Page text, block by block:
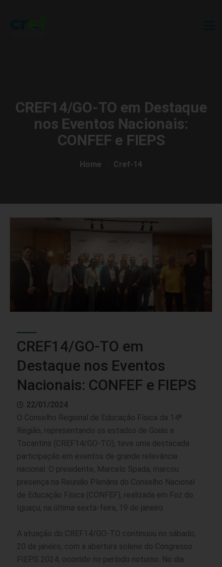
CREF14/GO-TO em Destaque
nos Eventos Nacionais:
CONFEF e FIEPS
Home Cref-14
CREF14/GO-TO em
Destaque nos Eventos
Nacionais: CONFEF e FIEPS
22/01/2024
O Conselho Regional de Educação Física da 14ª
Região, representando os estados de Goiás e
Tocantins (CREF14/GO-TO), teve uma destacada
participação em eventos de grande relevância
nacional. O presidente, Marcelo Spada, marcou
presença na Reunião Plenária do Conselho Nacional
de Educação Física (CONFEF), realizada em Foz do
Iguaçu, na última sexta-feira, 19 de janeiro.
A atuação do CREF14/GO-TO continuou no sábado,
20 de janeiro, com a abertura solene do Congresso
FIEPS 2024, ocorrido no período noturno. No dia